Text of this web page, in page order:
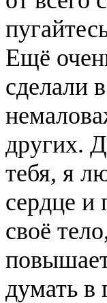
Ещё
сделали
других.
тебя, я
сердце и
своё
думать в